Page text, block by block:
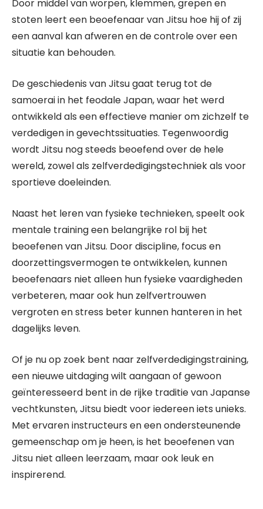
Door middel van worpen, klemmen, grepen en
stoten leert een beoefenaar van Jitsu hoe hij of zij
een aanval kan afweren en de controle over een
situatie kan behouden.
De geschiedenis van Jitsu gaat terug tot de
samoerai in het feodale Japan, waar het werd
ontwikkeld als een effectieve manier om zichzelf te
verdedigen in gevechtssituaties. Tegenwoordig
wordt Jitsu nog steeds beoefend over de hele
wereld, zowel als zelfverdedigingstechniek als voor
sportieve doeleinden.
Naast het leren van fysieke technieken, speelt ook
mentale training een belangrijke rol bij het
beoefenen van Jitsu. Door discipline, focus en
doorzettingsvermogen te ontwikkelen, kunnen
beoefenaars niet alleen hun fysieke vaardigheden
verbeteren, maar ook hun zelfvertrouwen
vergroten en stress beter kunnen hanteren in het
dagelijks leven.
Of je nu op zoek bent naar zelfverdedigingstraining,
een nieuwe uitdaging wilt aangaan of gewoon
geïnteresseerd bent in de rijke traditie van Japanse
vechtkunsten, Jitsu biedt voor iedereen iets unieks.
Met ervaren instructeurs en een ondersteunende
gemeenschap om je heen, is het beoefenen van
Jitsu niet alleen leerzaam, maar ook leuk en
inspirerend.